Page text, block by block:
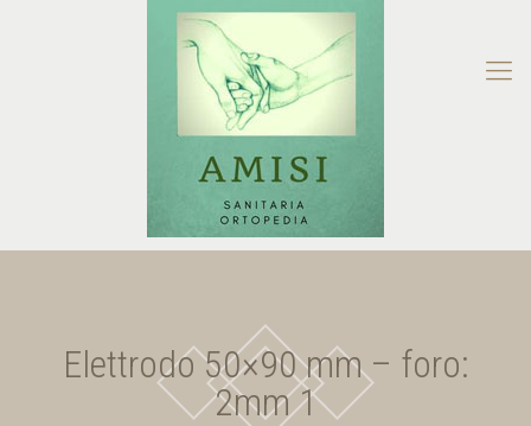
Elettrodo 50×90 mm – foro:
2mm 1